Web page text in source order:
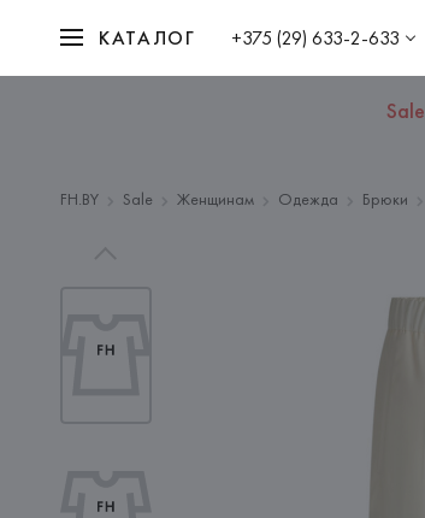
КАТАЛОГ +375 (29) 633-2-633
Sale
FH.BY Sale Женщинам Одежда Брюки